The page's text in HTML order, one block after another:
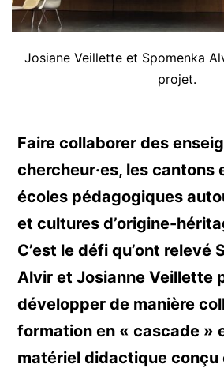
Josiane Veillette et Spomenka
projet.
Faire collaborer des
chercheur·es, les cantons
écoles pédagogiques
et cultures d’origine-
C’est le défi qu’ont relevé
Alvir et Josianne Veillette
développer de manière
formation en « cascade »
matériel didactique conçu